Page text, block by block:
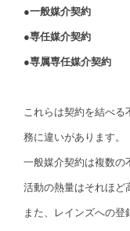
●一般媒介契約
●専任媒介契約
●専属専任媒介契約
これらは契約を結べる
務に違いがあります。
一般媒介契約は複数の
活動の熱量はそれほど
また、レインズへの登